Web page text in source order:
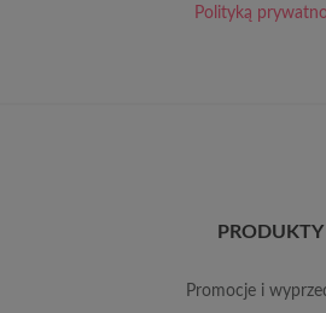
Polityką
PRODUKTY
promocje i